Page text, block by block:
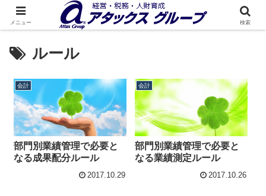
ルール
会計
部門別業績管理で必要と
なる成果配分ルール
2017.10.29
会計
部門別業績管理で必要と
なる業績測定ルール
2017.10.26
メニュー 検索